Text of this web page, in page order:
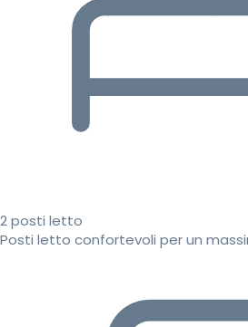
2 posti letto
Posti letto confortevoli per un